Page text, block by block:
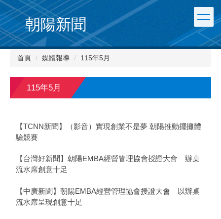
朝陽新聞
首頁 媒體報導 115年5月
115年5月
【TCNN新聞】（影音）實現創業不是夢 朝陽推動擺攤體
驗競賽
【台灣好新聞】朝陽EMBA經營管理協會授證大會 辦桌
流水席創意十足
【中廣新聞】朝陽EMBA經營管理協會授證大會 以辦桌
流水席呈現創意十足